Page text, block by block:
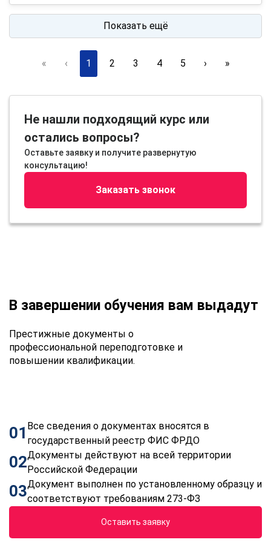
Показать ещё
« ‹ 1 2 3 4 5 › »
Не нашли подходящий курс или
остались вопросы?
Оставьте заявку и получите развернутую
консультацию!
Заказать звонок
В завершении обучения вам выдадут
Престижные документы о
профессиональной переподготовке и
повышении квалификации.
01 Все сведения о документах вносятся в
государственный реестр ФИС ФРДО
02Документы действуют на всей территории
Российской Федерации
03Документ выполнен по установленному образцу и
соответствуют требованиям 273-ФЗ
Оставить заявку